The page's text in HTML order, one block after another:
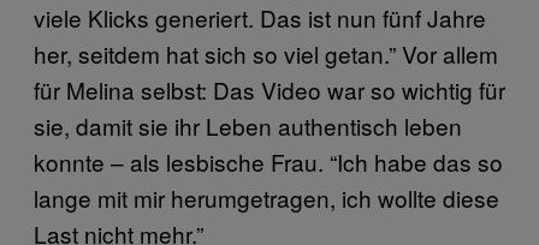
viele Klicks generiert. Das ist nun fünf Jahre
her, seitdem hat sich so viel getan.” Vor allem
für Melina selbst: Das Video war so wichtig für
sie, damit sie ihr Leben authentisch leben
konnte – als lesbische Frau. “Ich habe das so
lange mit mir herumgetragen, ich wollte diese
Last nicht mehr.”